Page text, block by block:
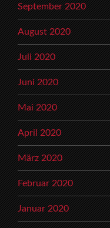
September 2020
August 2020
Juli 2020
Juni 2020
Mai 2020
April 2020
März 2020
Februar 2020
Januar 2020